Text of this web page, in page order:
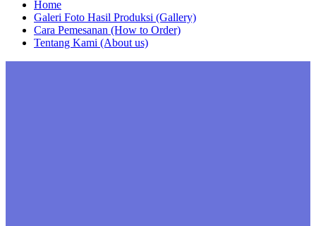
Home
Galeri Foto Hasil Produksi (Gallery)
Cara Pemesanan (How to Order)
Tentang Kami (About us)